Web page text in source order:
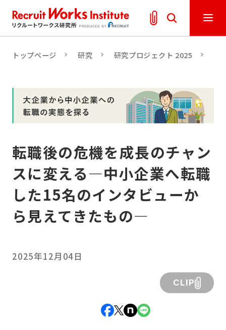
トップページ 研究 研究プロジェクト 2025
転職後の危機を成長のチャン
スに変える―中小企業へ転職
した15名のインタビューか
ら見えてきたもの―
2025年12月04日
CLIP